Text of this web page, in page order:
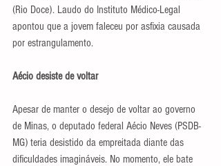
(Rio Doce). Laudo do Instituto Médico-Legal
apontou que a jovem faleceu por asfixia causada
por estrangulamento.
Aécio desiste de voltar
Apesar de manter o desejo de voltar ao governo
de Minas, o deputado federal Aécio Neves (PSDB-
MG) teria desistido da empreitada diante das
dificuldades imagináveis. No momento, ele bate